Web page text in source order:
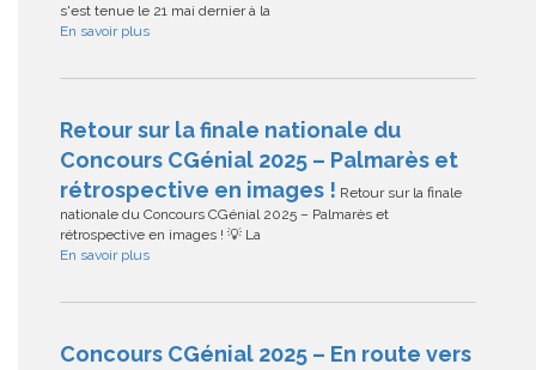
s'est tenue le 21 mai dernier à la
En savoir plus
Retour sur la finale nationale du
Concours CGénial 2025 – Palmarès et
rétrospective en images ! Retour sur la finale
nationale du Concours CGénial 2025 – Palmarès et
rétrospective en images ! 💡 La
En savoir plus
Concours CGénial 2025 – En route vers